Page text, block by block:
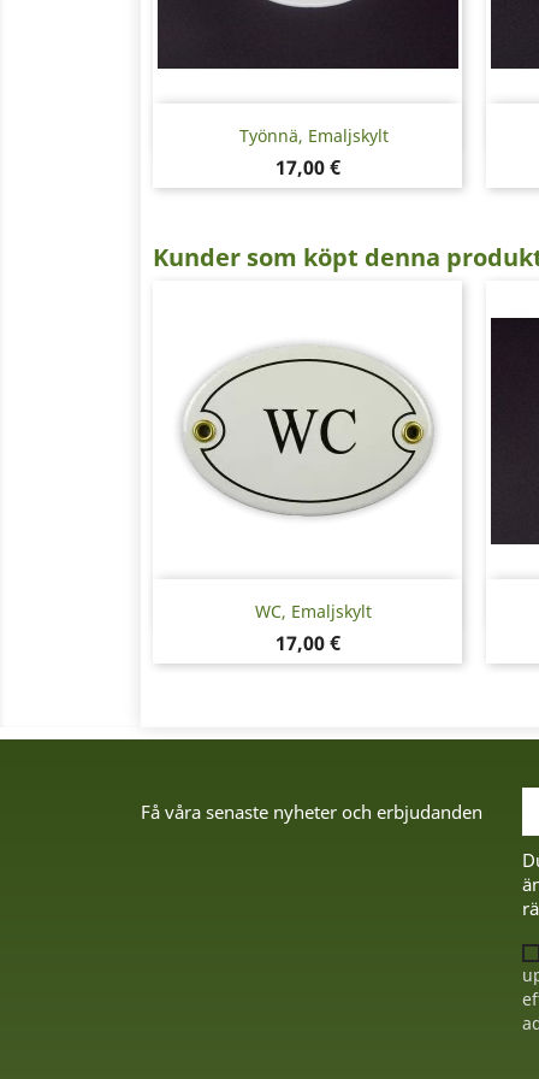
Työnnä, Emaljskylt
Pris
17,00 €
Snabbvy
Kunder som köpt denna
WC, Emaljskylt
Pris
17,00 €
Snabbvy
Få våra senaste nyheter och erbjudanden